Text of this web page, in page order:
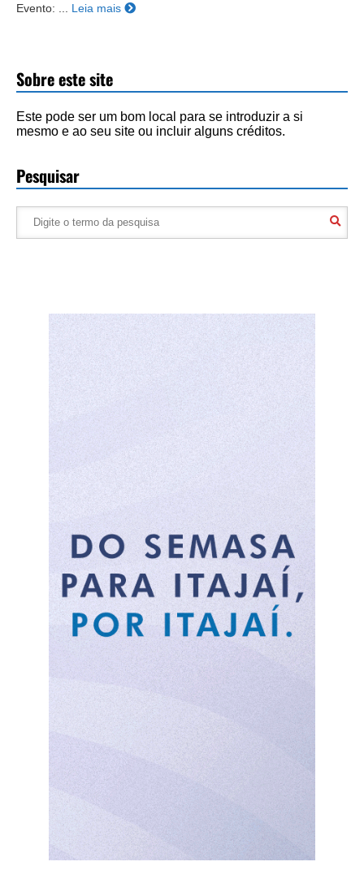
Evento: ...
Leia mais
Sobre este site
Este pode ser um bom local para se introduzir a si
mesmo e ao seu site ou incluir alguns créditos.
Pesquisar